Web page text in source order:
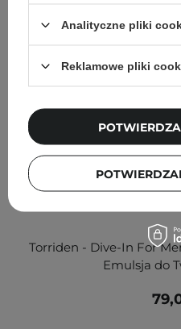
Torriden - Dive-In For
Emulsja do
Analityczne pliki
Reklamowe pliki